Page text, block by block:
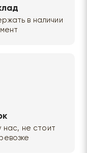
в наличии
нас, не стоит